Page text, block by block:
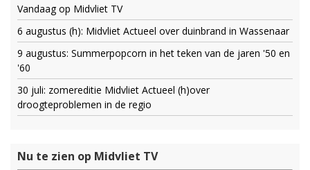
Vandaag op Midvliet TV
6 augustus (h): Midvliet Actueel over duinbrand in Wassenaar
9 augustus: Summerpopcorn in het teken van de jaren '50 en
'60
30 juli: zomereditie Midvliet Actueel (h)over
droogteproblemen in de regio
Nu te zien op Midvliet TV